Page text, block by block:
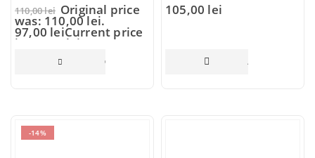
110,00lei Original price
was: 110,00 lei.
97,00 leiCurrent price
is: 97,00 lei.
CITEȘTE MAI MULT
105,00 lei
ADAUGĂ ÎN COȘ
-14%